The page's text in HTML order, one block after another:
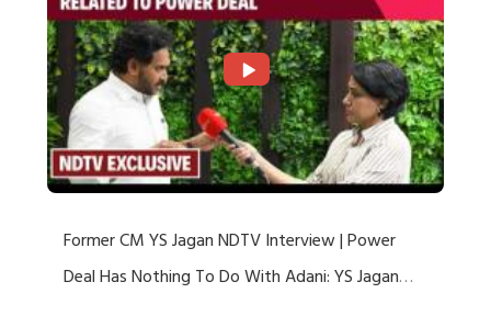
Former CM YS Jagan NDTV Interview | Power
Deal Has Nothing To Do With Adani: YS Jagan